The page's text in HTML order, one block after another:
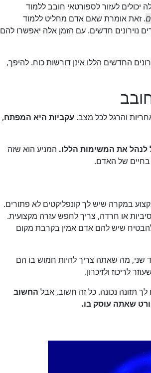
יכולים לעזור לספורטאי חובב ללמוד
. זאת אומרת שאם אדם מחליט ללמוד
נוירונים חדשים. עם הזמן אלה יאפשרו להם
החדשים הללו אינן דורשות כוח. להיפך,
והרגל לכל מצב. עקביות היא המפתח,
לנהל את המשימות הללו. המניע הוא שזה
בחיים של האדם.
במקרה שיש לך קונפליקטים לא פתורים.
או חרדה, צריך לחפש עזרה מקצועית.
שיש להם אדם אמין בקרבת מקום
שני, מה שאתה צריך להיות חמוש בו הם
לריכוז ולזיכרון.
לך תזונה נכונה. כל זה חשוב, אבל החשוב
שאתה עוסק בו.